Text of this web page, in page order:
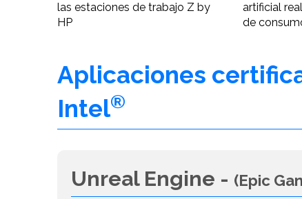
las estaciones de trabajo Z by
HP
artificial
de
Aplicaciones
Intel®
Unreal Engine - (Epic